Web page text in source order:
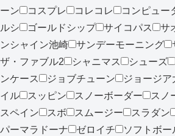
ーン
コスプレ コレコレ コンピュー
ルシ
ゴールドシップ サイコパス サ
ンシャイン池崎
サンデーモーニング
ザ・ファブル2
シャニマス シューズ
ンケース
ジョブチューン ジョージア
イル
スッピン スノーボーダー スノ
スペイン
スボ スムージー スラダン
パーマラドーナ
ゼロイチ ソフトボー